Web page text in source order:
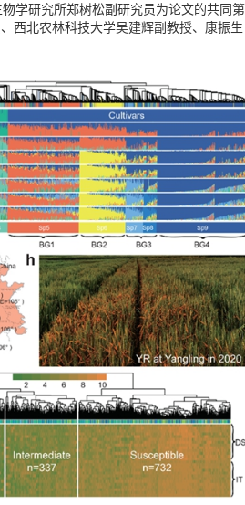
学研究所郑树松副研究员为论文的共同第
西北农林科技大学吴建辉副教授、康振生